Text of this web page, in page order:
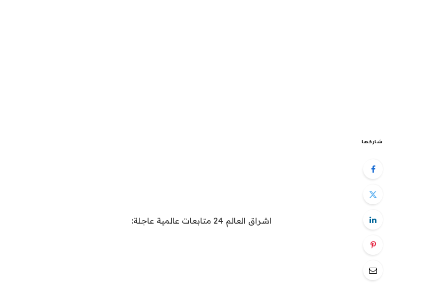
شاركها
اشراق العالم 24 متابعات عالمية عاجلة: